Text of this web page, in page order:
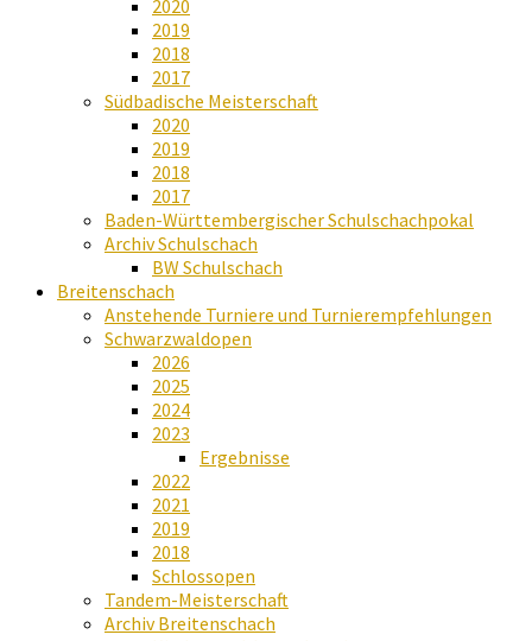
2020
2019
2018
2017
Südbadische Meisterschaft
2020
2019
2018
2017
Baden-Württembergischer Schulschachpokal
Archiv Schulschach
BW Schulschach
Breitenschach
Anstehende Turniere und Turnierempfehlungen
Schwarzwaldopen
2026
2025
2024
2023
Ergebnisse
2022
2021
2019
2018
Schlossopen
Tandem-Meisterschaft
Archiv Breitenschach